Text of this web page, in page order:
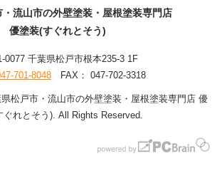
流山市の外壁塗装・屋根塗装専門店
優塗装(すぐれとそう)
0077 千葉県松戸市根本235-3 1F
701-8048 FAX： 047-702-3318
松戸市・流山市の外壁塗装・屋根塗装専門店 優
ぐれとそう). All Rights Reserved.